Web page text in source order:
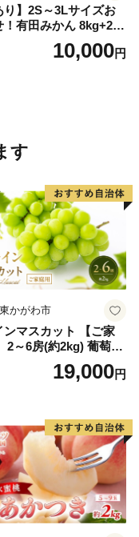
り】2S～3Lサイズお
！有田みかん 8kg+2kg
11月から12月下旬ま
次発送致します。 / 訳
10,000円
す
かがわ市
ンマスカット 【ご家
2～6房(約2kg) 葡萄 ぶ
ドウ フルーツ 果物 く
果実 旬の果物 旬のフ
19,000円